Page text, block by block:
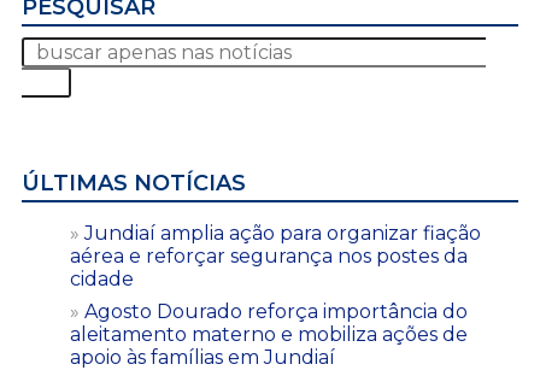
PESQUISAR
ÚLTIMAS NOTÍCIAS
Jundiaí amplia ação para organizar fiação
aérea e reforçar segurança nos postes da
cidade
Agosto Dourado reforça importância do
aleitamento materno e mobiliza ações de
apoio às famílias em Jundiaí